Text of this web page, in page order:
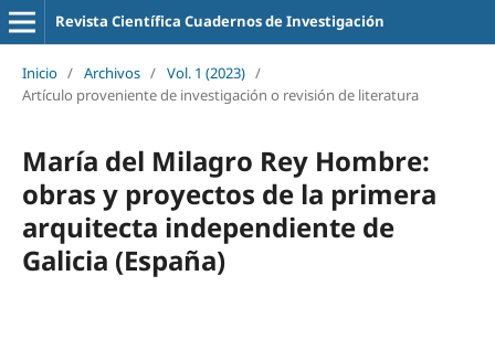
Revista Científica Cuadernos de Investigación
Inicio / Archivos / Vol. 1 (2023) /
Artículo proveniente de investigación o revisión de literatura
María del Milagro Rey Hombre:
obras y proyectos de la primera
arquitecta independiente de
Galicia (España)